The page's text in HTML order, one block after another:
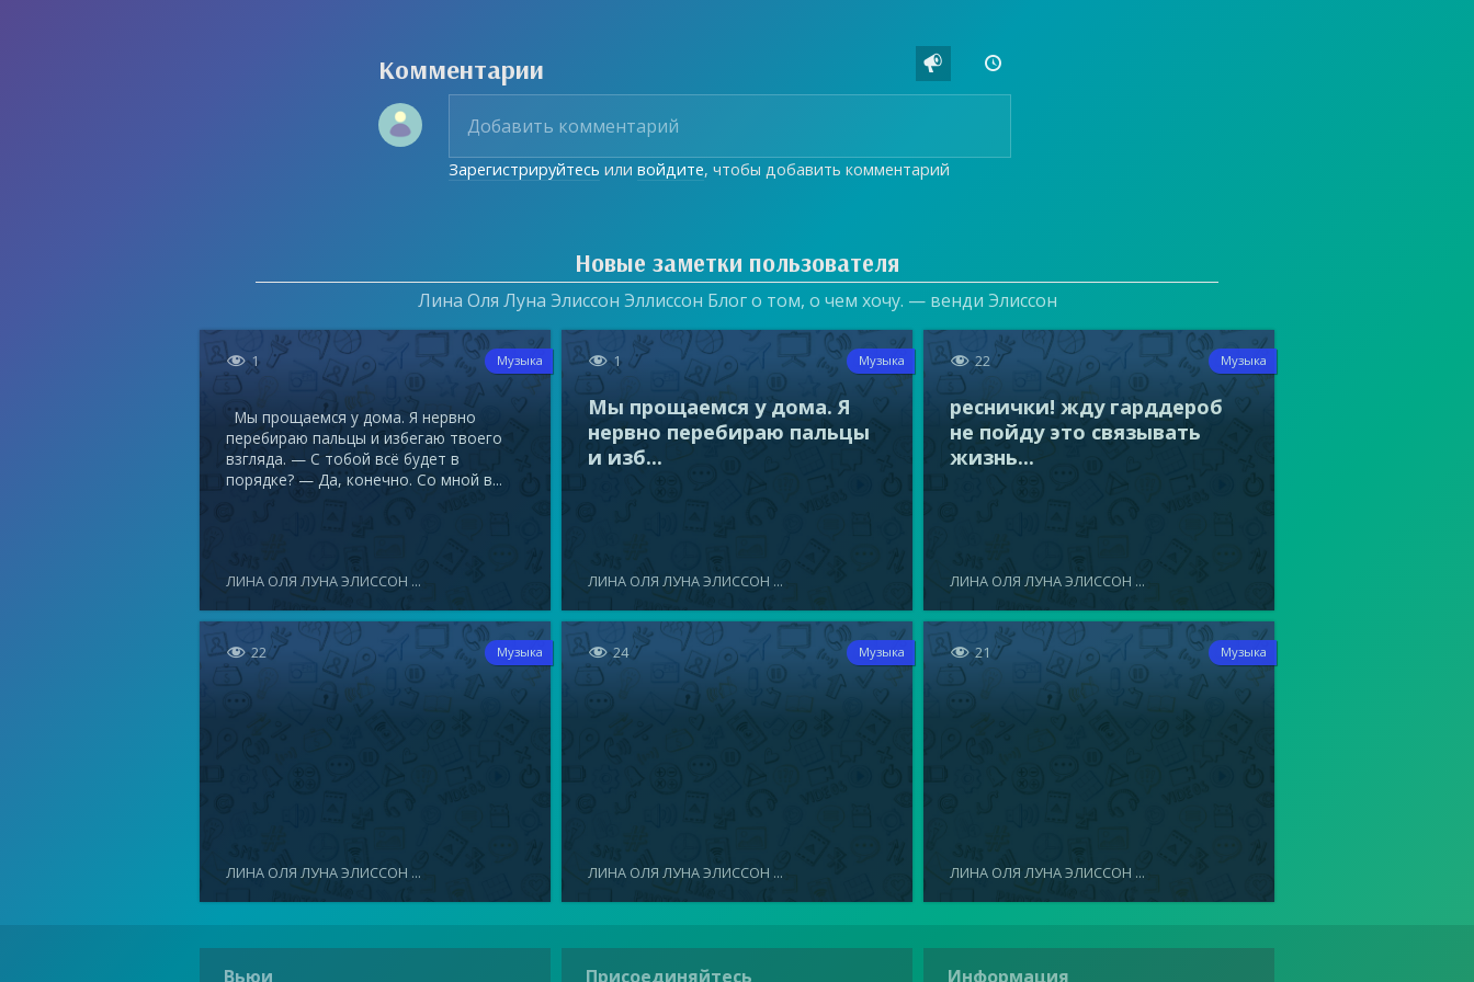
Комментарии  
Зарегистрируйтесь иливойдите, чтобы добавить комментарий
Новые заметки пользователя
Лина Оля Луна Элиссон Эллиссон Блог о том, о чем хочу. — венди Элиссон
 1 Музыка
Мы прощаемся у дома. Я нервно
перебираю пальцы и избегаю твоего
взгляда. — С тобой всё будет в
порядке? — Да, конечно. Со мной в...
ЛИНА ОЛЯ ЛУНА ЭЛИССОН ...
 1 Музыка
Мы прощаемся у дома. Я
нервно перебираю пальцы
и изб...
ЛИНА ОЛЯ ЛУНА ЭЛИССОН ...
 22 Музыка
реснички! жду гарддероб
не пойду это связывать
жизнь...
ЛИНА ОЛЯ ЛУНА ЭЛИССОН ...
 22 Музыка
ЛИНА ОЛЯ ЛУНА ЭЛИССОН ...
 24 Музыка
ЛИНА ОЛЯ ЛУНА ЭЛИССОН ...
 21 Музыка
ЛИНА ОЛЯ ЛУНА ЭЛИССОН ...
Вьюи Присоединяйтесь Информация